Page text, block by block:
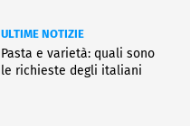
ULTIME NOTIZIE
Pasta e varietà: quali sono
le richieste degli italiani